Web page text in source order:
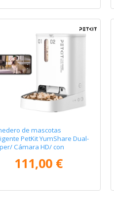
de mascotas
PetKit YumShare Dual-
Cámara HD/ con
111,00 €